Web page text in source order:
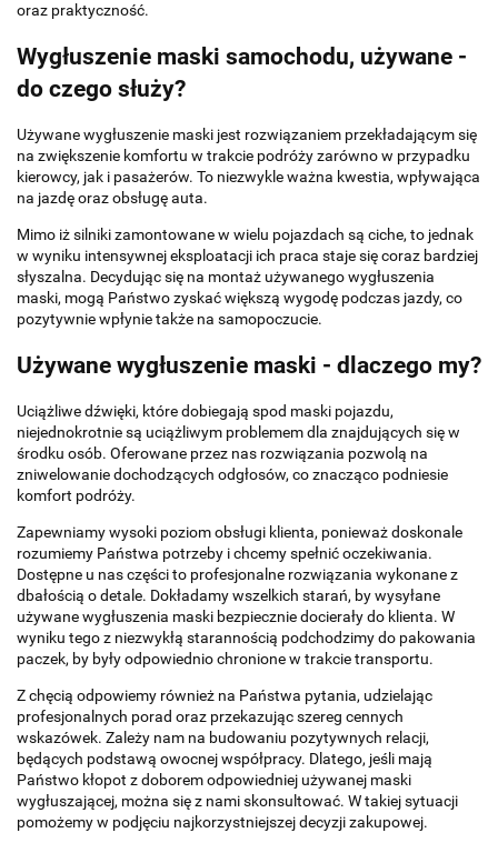
oraz praktyczność.
Wygłuszenie maski samochodu, używane -
do czego służy?
Używane wygłuszenie maski jest rozwiązaniem przekładającym się
na zwiększenie komfortu w trakcie podróży zarówno w przypadku
kierowcy, jak i pasażerów. To niezwykle ważna kwestia, wpływająca
na jazdę oraz obsługę auta.
Mimo iż silniki zamontowane w wielu pojazdach są ciche, to jednak
w wyniku intensywnej eksploatacji ich praca staje się coraz bardziej
słyszalna. Decydując się na montaż używanego wygłuszenia
maski, mogą Państwo zyskać większą wygodę podczas jazdy, co
pozytywnie wpłynie także na samopoczucie.
Używane wygłuszenie maski - dlaczego my?
Uciążliwe dźwięki, które dobiegają spod maski pojazdu,
niejednokrotnie są uciążliwym problemem dla znajdujących się w
środku osób. Oferowane przez nas rozwiązania pozwolą na
zniwelowanie dochodzących odgłosów, co znacząco podniesie
komfort podróży.
Zapewniamy wysoki poziom obsługi klienta, ponieważ doskonale
rozumiemy Państwa potrzeby i chcemy spełnić oczekiwania.
Dostępne u nas części to profesjonalne rozwiązania wykonane z
dbałością o detale. Dokładamy wszelkich starań, by wysyłane
używane wygłuszenia maski bezpiecznie docierały do klienta. W
wyniku tego z niezwykłą starannością podchodzimy do pakowania
paczek, by były odpowiednio chronione w trakcie transportu.
Z chęcią odpowiemy również na Państwa pytania, udzielając
profesjonalnych porad oraz przekazując szereg cennych
wskazówek. Zależy nam na budowaniu pozytywnych relacji,
będących podstawą owocnej współpracy. Dlatego, jeśli mają
Państwo kłopot z doborem odpowiedniej używanej maski
wygłuszającej, można się z nami skonsultować. W takiej sytuacji
pomożemy w podjęciu najkorzystniejszej decyzji zakupowej.